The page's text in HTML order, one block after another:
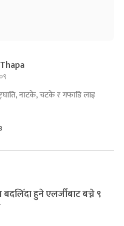
नाटके, चटके र गफाडि लाइ
हुने एलर्जीबाट बच्ने ९